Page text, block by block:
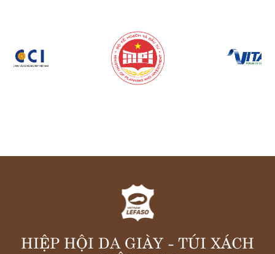
HIỆP HỘI DA GIÀY - TÚI XÁCH